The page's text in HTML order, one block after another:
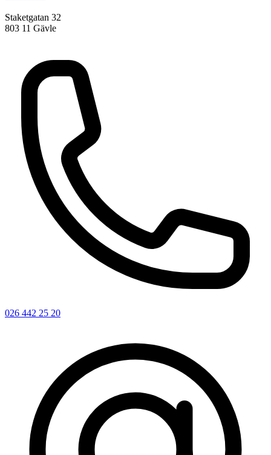
Staketgatan 32
803 11 Gävle
026 442 25 20